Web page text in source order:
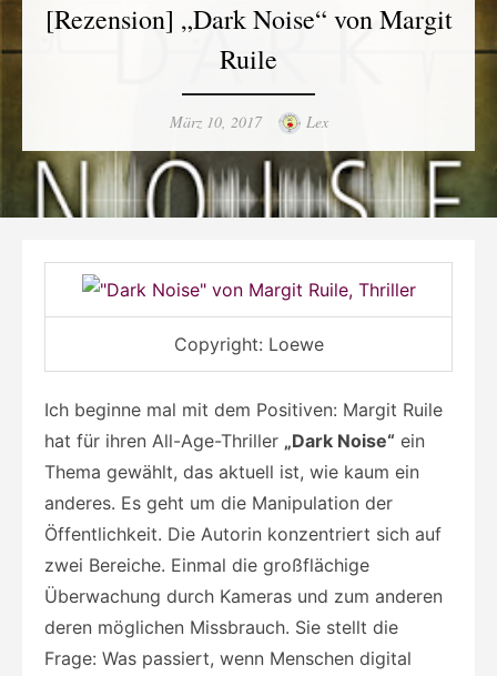
[Rezension] „Dark Noise“ von Margit
Ruile
Posted
März 10, 2017 Author
Lex
Copyright: Loewe
Ich beginne mal mit dem Positiven: Margit Ruile
hat für ihren All-Age-Thriller „Dark Noise“ ein
Thema gewählt, das aktuell ist, wie kaum ein
anderes. Es geht um die Manipulation der
Öffentlichkeit. Die Autorin konzentriert sich auf
zwei Bereiche. Einmal die großflächige
Überwachung durch Kameras und zum anderen
deren möglichen Missbrauch. Sie stellt die
Frage: Was passiert, wenn Menschen digital